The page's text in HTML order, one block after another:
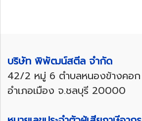
บริษัท พิพัฒน์สตีล จำกัด
42/2 หมู่ 6 ตำบลหนองข้างคอก
อำเภอเมือง จ.ชลบุรี 20000